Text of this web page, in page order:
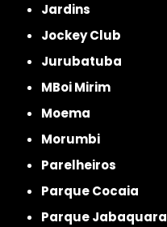
Jardins
Jockey Club
Jurubatuba
MBoi Mirim
Moema
Morumbi
Parelheiros
Parque Cocaia
Parque Jabaquara